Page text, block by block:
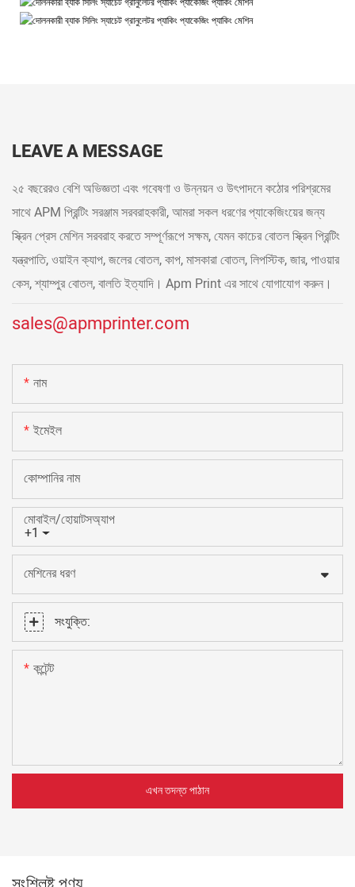
LEAVE A MESSAGE
২৫ বছরেরও বেশি অভিজ্ঞতা এবং গবেষণা ও উন্নয়ন ও উৎপাদনে কঠোর পরিশ্রমের
সাথে APM প্রিন্টিং সরঞ্জাম সরবরাহকারী, আমরা সকল ধরণের প্যাকেজিংয়ের জন্য
স্ক্রিন প্রেস মেশিন সরবরাহ করতে সম্পূর্ণরূপে সক্ষম, যেমন কাচের বোতল স্ক্রিন প্রিন্টিং
যন্ত্রপাতি, ওয়াইন ক্যাপ, জলের বোতল, কাপ, মাসকারা বোতল, লিপস্টিক, জার, পাওয়ার
কেস, শ্যাম্পুর বোতল, বালতি ইত্যাদি। Apm Print এর সাথে যোগাযোগ করুন।
sales@apmprinter.com
নাম
ইমেইল
কোম্পানির নাম
+1
মোবাইল/হোয়াটসঅ্যাপ
মেশিনের ধরণ
সংযুক্তি:
কন্টেন্ট
এখন তদন্ত পাঠান